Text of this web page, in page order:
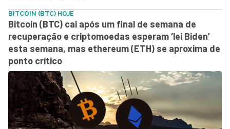
BITCOIN (BTC) HOJE
Bitcoin (BTC) cai após um final de semana de
recuperação e criptomoedas esperam ‘lei Biden’
esta semana, mas ethereum (ETH) se aproxima de
ponto crítico